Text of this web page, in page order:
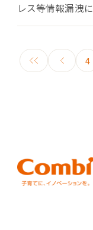
レス等情報漏洩
4